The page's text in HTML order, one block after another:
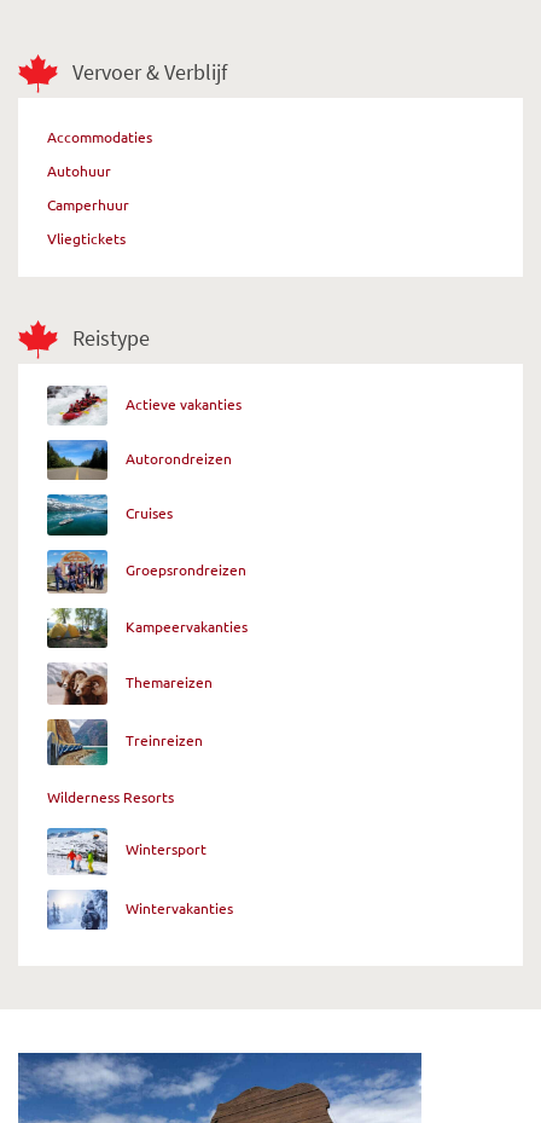
Vervoer & Verblijf
Accommodaties
Autohuur
Camperhuur
Vliegtickets
Reistype
Actieve vakanties
Autorondreizen
Cruises
Groepsrondreizen
Kampeervakanties
Themareizen
Treinreizen
Wilderness Resorts
Wintersport
Wintervakanties